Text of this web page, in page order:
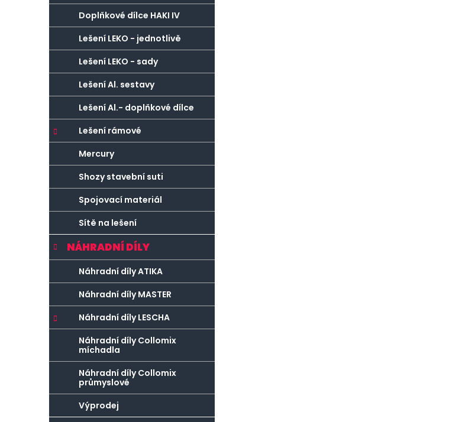
Doplňkové dílce HAKI IV
Lešení LEKO - jednotlivě
Lešení LEKO - sady
Lešení Al. sestavy
Lešení Al.- doplňkové dílce
Lešení rámové
Mercury
Shozy stavební suti
Spojovací materiál
Sítě na lešení
NÁHRADNÍ DÍLY
Náhradní díly ATIKA
Náhradní díly MASTER
Náhradní díly LESCHA
Náhradní díly Collomix
míchadla
Náhradní díly Collomix
průmyslové
Výprodej